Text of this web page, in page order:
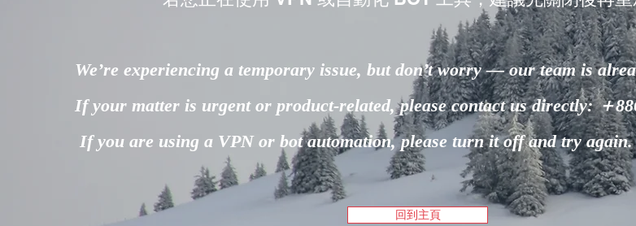
We’re experiencing a temporary issue, but don’t worry — our team is
If your matter is urgent or product-related, please contact us directly: ＋
If you are using a VPN or bot automation, please turn it off and try again.
回到主頁